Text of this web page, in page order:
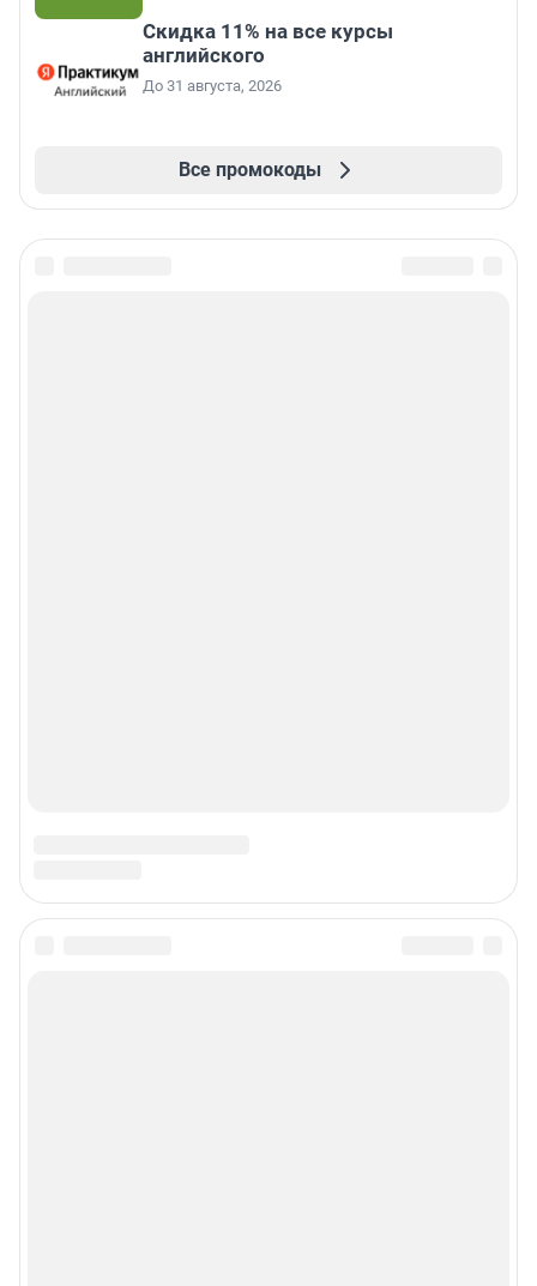
Скидка 11% на все курсы
английского
До 31 августа, 2026
Все промокоды